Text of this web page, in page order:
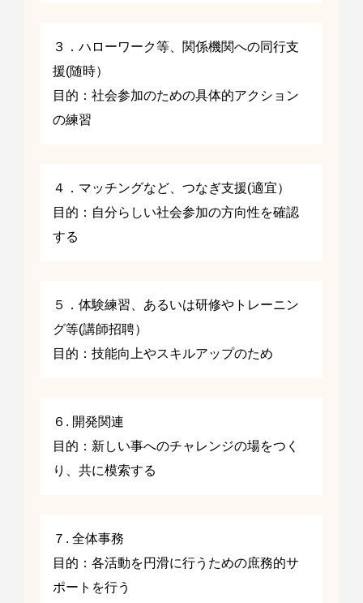
３．ハローワーク等、関係機関への同行支
援(随時）
目的：社会参加のための具体的アクション
の練習
４．マッチングなど、つなぎ支援(適宜）
目的：自分らしい社会参加の方向性を確認
する
５．体験練習、あるいは研修やトレーニン
グ等(講師招聘）
目的：技能向上やスキルアップのため
６. 開発関連
目的：新しい事へのチャレンジの場をつく
り、共に模索する
７. 全体事務
目的：各活動を円滑に行うための庶務的サ
ポートを行う